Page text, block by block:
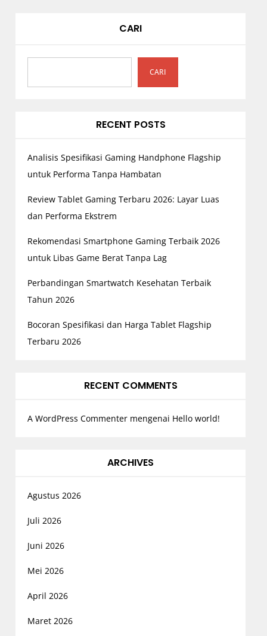
o
CARI
CARI
RECENT POSTS
Analisis Spesifikasi Gaming Handphone Flagship
untuk Performa Tanpa Hambatan
Review Tablet Gaming Terbaru 2026: Layar Luas
dan Performa Ekstrem
Rekomendasi Smartphone Gaming Terbaik 2026
untuk Libas Game Berat Tanpa Lag
Perbandingan Smartwatch Kesehatan Terbaik
Tahun 2026
Bocoran Spesifikasi dan Harga Tablet Flagship
Terbaru 2026
RECENT COMMENTS
A WordPress Commentermengenai Hello world!
ARCHIVES
Agustus 2026
Juli 2026
Juni 2026
Mei 2026
April 2026
Maret 2026